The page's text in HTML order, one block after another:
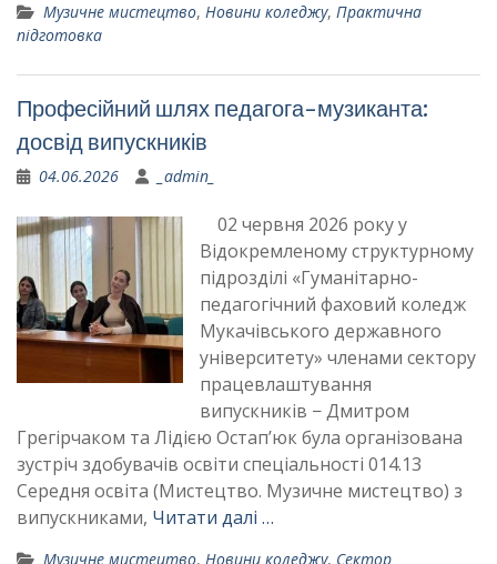
Музичне мистецтво, Новини коледжу, Практична
підготовка
Професійний шлях педагога-музиканта:
досвід випускників
04.06.2026 _admin_
02 червня 2026 року у
Відокремленому структурному
підрозділі «Гуманітарно-
педагогічний фаховий коледж
Мукачівського державного
університету» членами сектору
працевлаштування
випускників − Дмитром
Грегірчаком та Лідією Остап’юк була організована
зустріч здобувачів освіти спеціальності 014.13
Середня освіта (Мистецтво. Музичне мистецтво) з
випускниками, Читати далі …
Музичне мистецтво, Новини коледжу, Сектор